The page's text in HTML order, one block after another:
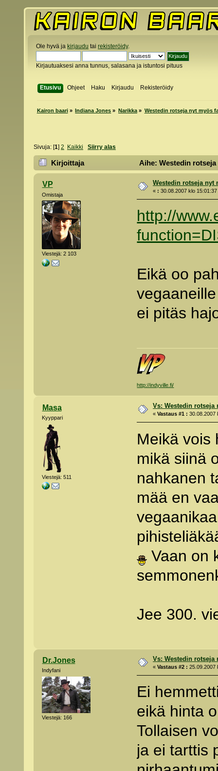
Ole hyvä ja kirjaudu tai rekisteröidy.
Kirjautuaksesi anna tunnus, salasana ja istuntosi pituus
Etusivu Ohjeet Haku Kirjaudu Rekisteröidy
Kairon baari» Indiana Jones » Narikka» Westedin rotseja nyt myös
Sivuja: [1] 2 Kaikki Siirry alas
Kirjoittaja Aihe: Westedin
VP
Omistaja
Viestejä: 2 103
Westedin rotseja nyt
« : 30.08.2007 klo 15:01:37
http://
Eikä oo
ei pitäs
http://indyville.fi/
Masa
Kyyppari
Viestejä: 511
Vs: Westedin rotseja
«Vastaus #1 : 30.08.2007
Meikä vois
mikä siinä
nahkanen
mää en
Vaan on
Jee 300.
Dr.Jones
Indyfani
Viestejä: 166
Vs: Westedin rotseja
«Vastaus #2 : 25.09.2007
Ei
eikä hinta
Tollaisen
ja ei tarttis